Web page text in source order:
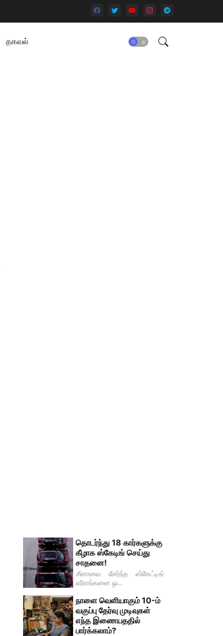
தகவல்
தொடர்ந்து 18 கார்களுக்கு
கீழாக ஸ்கேடிங் செய்து
சாதனை!
சீனாவை சேர்ந்த ஸ்கேட்டிங்
வீராங்கனை ஒ...
நாளை வெளியாகும் 10-ம்
வகுப்பு தேர்வு முடிவுகள்
எந்த இணையததில்
பார்க்கலாம்?